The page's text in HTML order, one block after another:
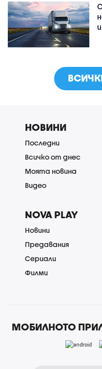
НОВИНИ
Последни
Всичко от днес
Моята новина
Видео
NOVA PLAY
Новини
Предавания
Сериали
Филми
МОБИЛНОТО